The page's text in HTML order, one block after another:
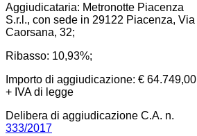
Aggiudicataria: Metronotte Piacenza
S.r.l., con sede in 29122 Piacenza, Via
Caorsana, 32;
Ribasso: 10,93%;
Importo di aggiudicazione: € 64.749,00
+ IVA di legge
Delibera di aggiudicazione C.A. n.
333/2017